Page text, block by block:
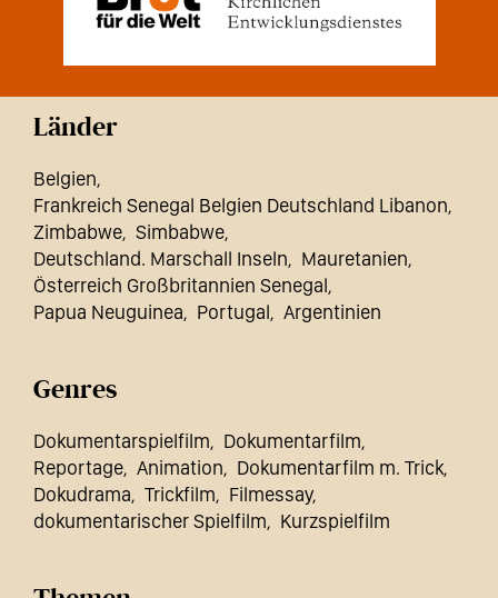
Länder
Belgien
Frankreich Senegal Belgien Deutschland Libanon
Zimbabwe Simbabwe
Deutschland. Marschall Inseln
Mauretanien
Österreich Großbritannien Senegal
Papua Neuguinea
Portugal Argentinien
Genres
Dokumentarspielfilm
Dokumentarfilm
Reportage Animation
Dokumentarfilm m. Trick
Dokudrama
Trickfilm
Filmessay
dokumentarischer Spielfilm
Kurzspielfilm